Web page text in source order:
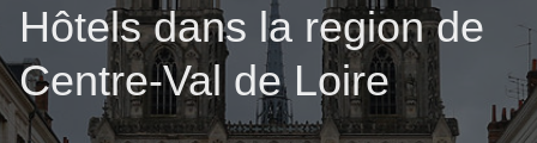
Hôtels dans la region de
Centre-Val de Loire